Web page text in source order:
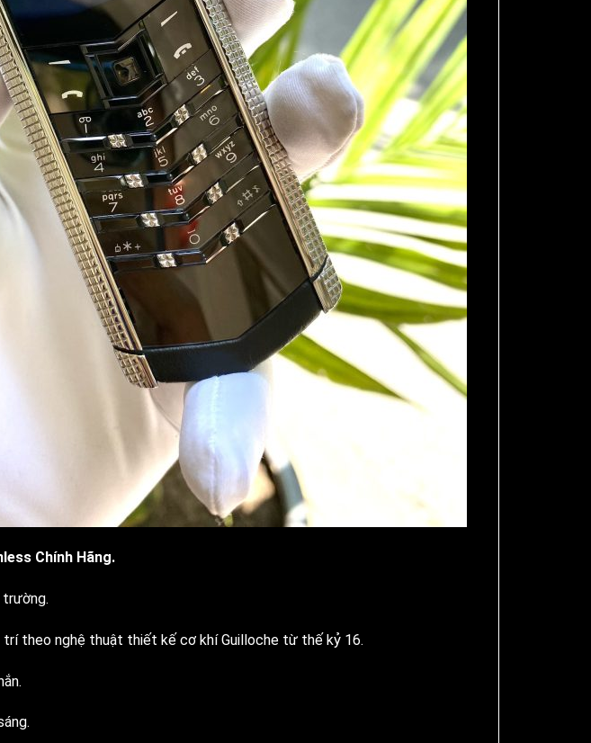
Chính Hãng.
trường.
trí theo nghệ thuật thiết kế cơ khí Guilloche từ thế kỷ 16.